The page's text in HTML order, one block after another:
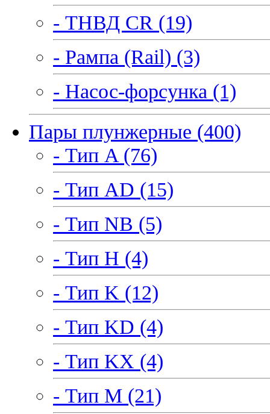
- ТНВД CR (19)
- Рампа (Rail) (3)
- Насос-форсунка (1)
Пары плунжерные (400)
- Тип A (76)
- Тип AD (15)
- Тип NB (5)
- Тип H (4)
- Тип K (12)
- Тип KD (4)
- Тип KX (4)
- Тип M (21)